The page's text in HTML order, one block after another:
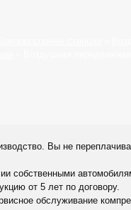
Вы не
собственными
от 5 лет по договору.
обслуживание